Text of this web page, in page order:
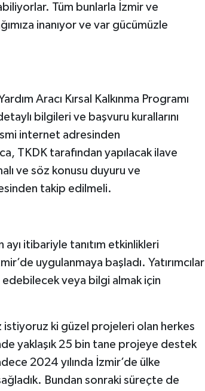
Tüm bunlarla İzmir ve
inanıyor ve var gücümüzle
Aracı Kırsal Kalkınma Programı
bilgileri ve başvuru kurallarını
internet adresinden
TKDK tarafından yapılacak ilave
ve söz konusu duyuru ve
takip edilmeli.
ayı itibariyle tanıtım etkinlikleri
uygulanmaya başladı. Yatırımcılar
veya bilgi almak için
istiyoruz ki güzel projeleri olan herkes
yaklaşık 25 bin tane projeye destek
2024 yılında İzmir’de ülke
Bundan sonraki süreçte de